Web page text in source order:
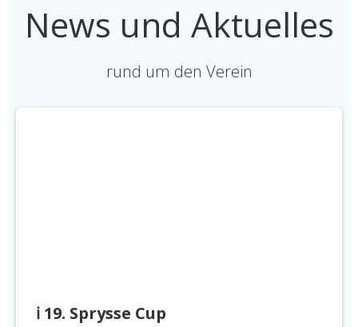
News und Aktuelles
rund um den Verein
ℹ️ 19. Sprysse Cup